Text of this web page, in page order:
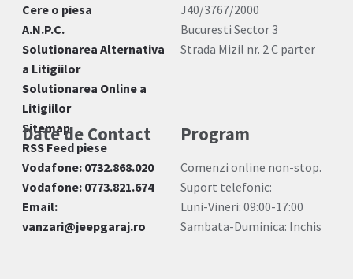
Cere o piesa
A.N.P.C.
Solutionarea Alternativa
a Litigiilor
Solutionarea Online a
Litigiilor
Sitemap
RSS Feed piese
J40/3767/2000
Bucuresti Sector 3
Strada Mizil nr. 2 C parter
Date de Contact
Vodafone: 0732.868.020
Vodafone: 0773.821.674
Email:
vanzari@jeepgaraj.ro
Program
Comenzi online non-stop.
Suport telefonic:
Luni-Vineri: 09:00-17:00
Sambata-Duminica: Inchis